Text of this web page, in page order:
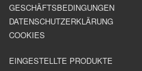
GESCHÄFTSBEDINGUNGEN
DATENSCHUTZERKLÄRUNG
COOKIES
EINGESTELLTE PRODUKTE